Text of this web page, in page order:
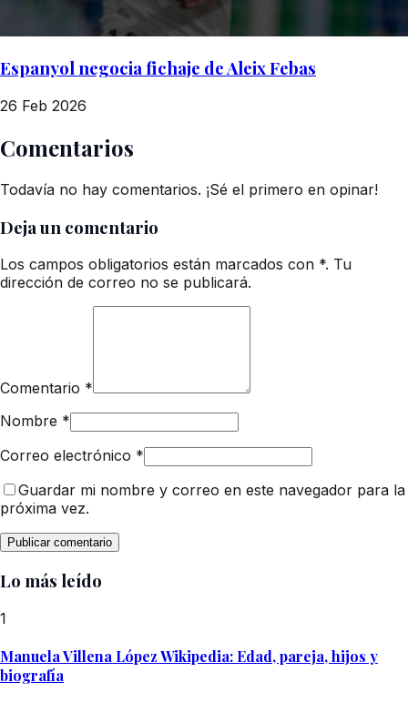
Espanyol negocia fichaje de Aleix Febas
26 Feb 2026
Comentarios
Todavía no hay comentarios. ¡Sé el primero en opinar!
Deja un comentario
Los campos obligatorios están marcados con *. Tu
dirección de correo no se publicará.
Comentario *
Nombre *
Correo electrónico *
Guardar mi nombre y correo en este navegador para la
próxima vez.
Lo más leído
1
Manuela Villena López Wikipedia: Edad, pareja, hijos y
biografía